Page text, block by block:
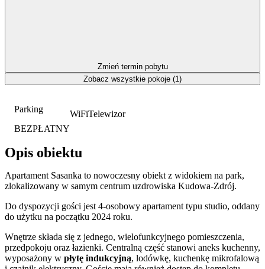
Parking
BEZPŁATNY
WiFiTelewizor
Opis obiektu
Apartament Sasanka to nowoczesny obiekt z widokiem na park,
zlokalizowany w samym centrum uzdrowiska Kudowa-Zdrój.
Do dyspozycji gości jest 4-osobowy apartament typu studio, oddany
do użytku na początku 2024 roku.
Wnętrze składa się z jednego, wielofunkcyjnego pomieszczenia,
przedpokoju oraz łazienki. Centralną część stanowi aneks kuchenny,
wyposażony w płytę indukcyjną, lodówkę, kuchenkę mikrofalową
Zmień termin pobytu
Zobacz wszystkie pokoje (1)